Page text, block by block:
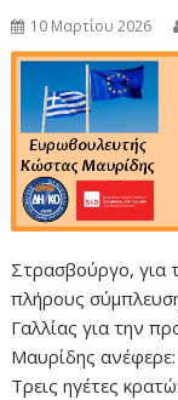
10 Μαρτίου 2026
Στρασβούργο, για
πλήρους
Γαλλίας για την
Μαυρίδης
Τρεις ηγέτες